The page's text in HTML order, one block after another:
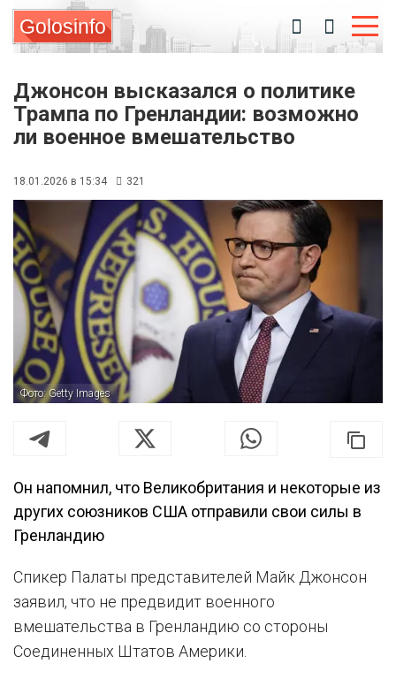
Golosinfo
Джонсон высказался о политике
Трампа по Гренландии: возможно
ли военное вмешательство
18.01.2026 в 15:34 321
Фото: Getty Images
Он напомнил, что Великобритания и некоторые из
других союзников США отправили свои силы в
Гренландию
Спикер Палаты представителей Майк Джонсон
заявил, что не предвидит военного
вмешательства в Гренландию со стороны
Соединенных Штатов Америки.